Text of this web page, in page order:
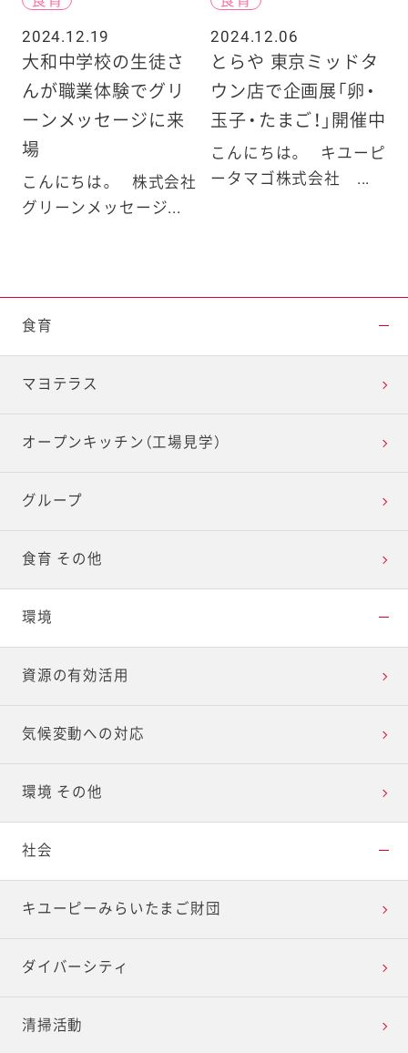
2024.12.19
大和中学校の生徒さ
んが職業体験でグリ
ーンメッセージに来
場
こんにちは。 株式会社
グリーンメッセージ...
2024.12.06
とらや 東京ミッドタ
ウン店で企画展「卵・
玉子・たまご！」開催中
こんにちは。 キユーピ
ータマゴ株式会社 ...
食育
マヨテラス
オープンキッチン（工場見学）
グループ
食育 その他
環境
資源の有効活用
気候変動への対応
環境 その他
社会
キユーピーみらいたまご財団
ダイバーシティ
清掃活動